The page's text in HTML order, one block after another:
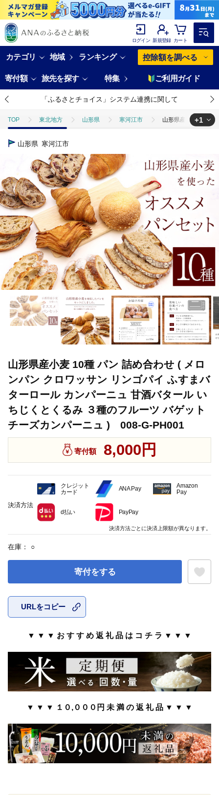
ログイン 新規登録 カート
カテゴリ 地域 ランキング 控除額を調べる
寄付額 旅先を探す 特集 ご利用ガイド
「ふるさとチョイス」システム連携に関して
TOP 東北地方 山形県 寒河江市 山形県産小麦 10種
TOP
+1
山形県 寒河江市
山形県産小麦 10種 パン 詰め合わせ ( メロ
ンパン クロワッサン リンゴパイ ふすまバ
ターロール カンパーニュ 甘酒バタール い
ちじくとくるみ ３種のフルーツ バゲット
チーズカンパーニュ ) 008-G-PH001
寄付額 8,000円
在庫： ○
寄付をする
URLをコピー
▼ ▼ ▼ お す す め 返 礼 品 は コ チ ラ ▼ ▼ ▼
▼ ▼ ▼ １０,０００円 未 満 の 返 礼 品 ▼ ▼ ▼
決済方法
クレジット
カード
ANA Pay
Amazon
Pay
d払い PayPay
決済方法ごとに決済上限額が異なります。